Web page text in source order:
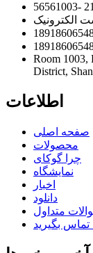
Room 1003,
District,
اطلاعات
صفحه اصلی
محصولات
چرا گوکای
نمایشگاه
اخبار
دانلود
متداول
تماس بگیرید